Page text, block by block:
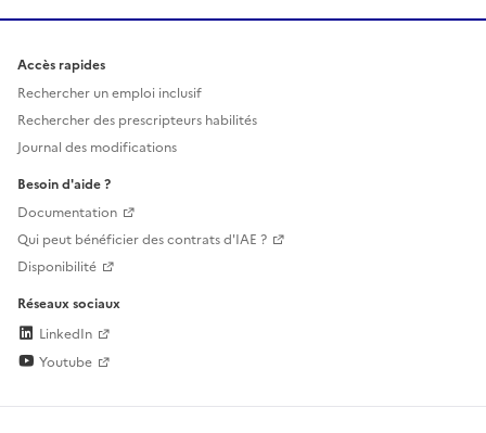
Accès rapides
Rechercher un emploi inclusif
Rechercher des prescripteurs habilités
Journal des modifications
Besoin d'aide ?
Documentation
Qui peut bénéficier des contrats d'IAE ?
Disponibilité
Réseaux sociaux
LinkedIn
Youtube